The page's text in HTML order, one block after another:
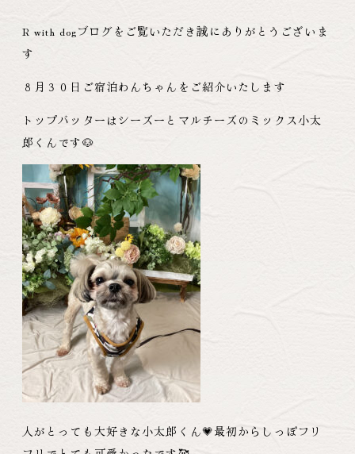
R with dogブログをご覧いただき誠にありがとうございま
す
８月３０日ご宿泊わんちゃんをご紹介いたします
トップバッターはシーズーとマルチーズのミックス小太
郎くんです🐶
人がとっても大好きな小太郎くん💗最初からしっぽフリ